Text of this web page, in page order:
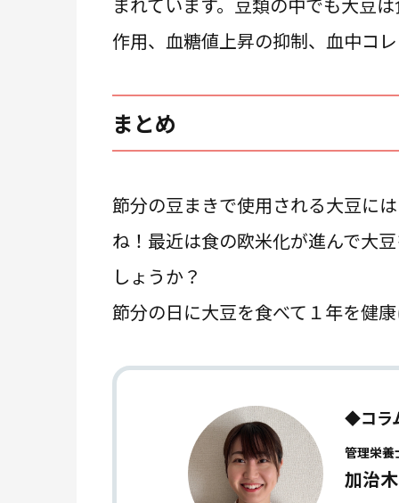
まれています。豆類の中でも大豆
作用、血糖値上昇の抑制、血中コ
まとめ
節分の豆まきで使用される大豆に
ね！最近は食の欧米化が進んで大
しょうか？
節分の日に大豆を食べて１年を健
◆コラ
管理栄養
加治